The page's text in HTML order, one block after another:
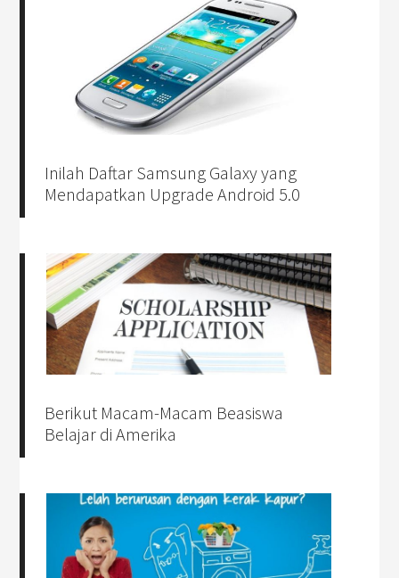
Inilah Daftar Samsung Galaxy yang
Mendapatkan Upgrade Android 5.0
Berikut Macam-Macam Beasiswa
Belajar di Amerika